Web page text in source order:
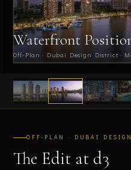
AUSSENANSICHT
Waterfront
Off-Plan · Dubai Design District ·
OFF-PLAN · DUBAI
The Edit at d3